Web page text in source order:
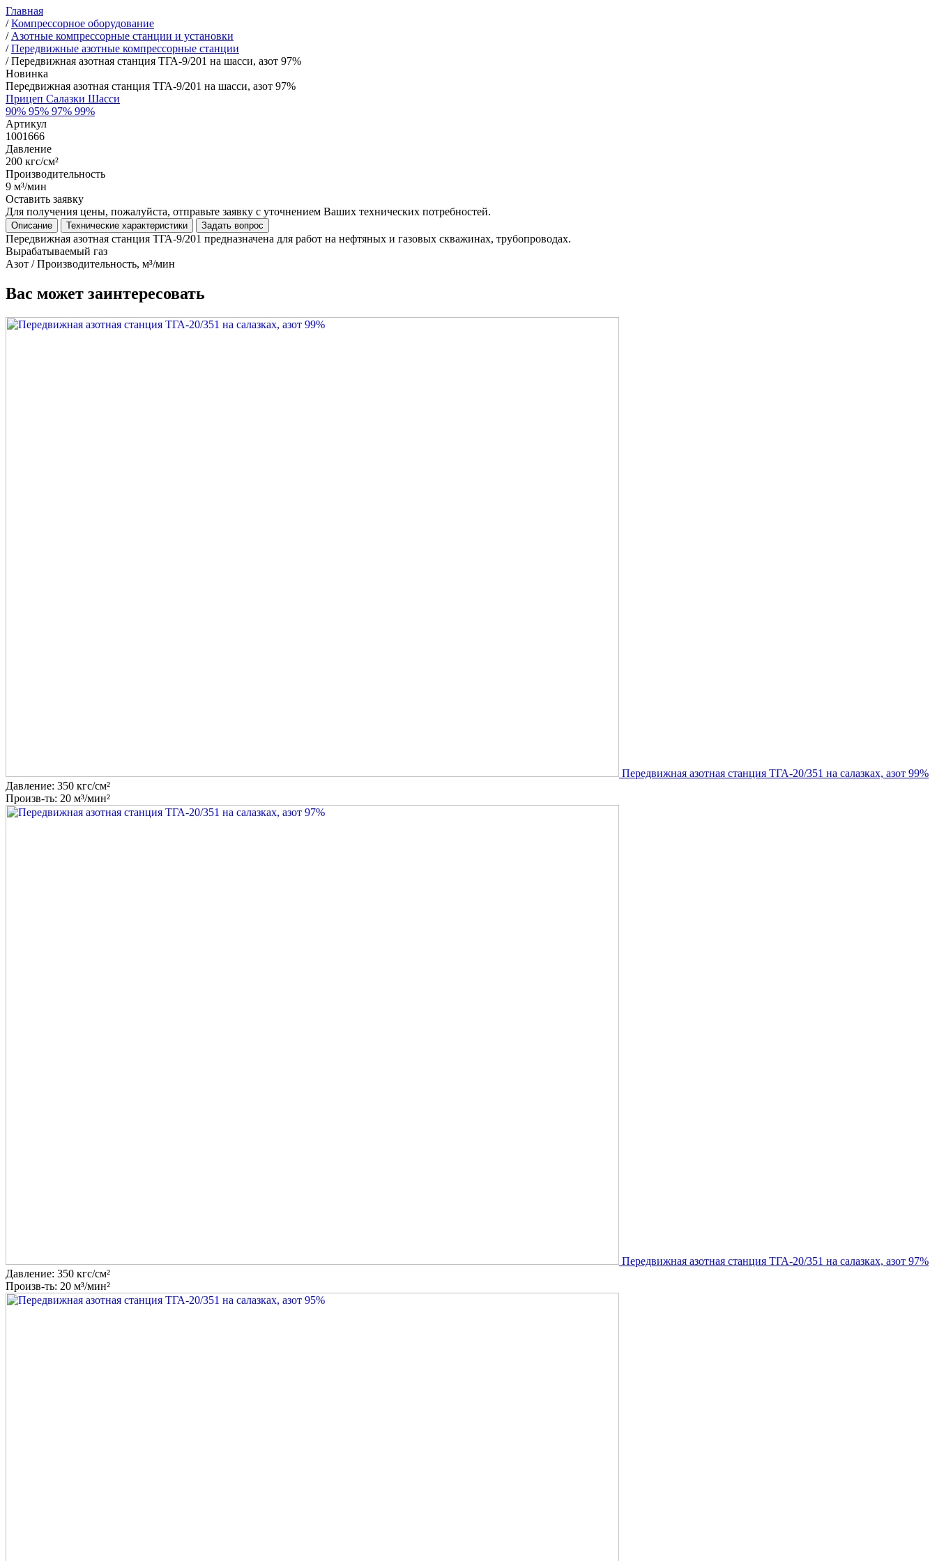
Главная
/Компрессорное оборудование
/ Азотные компрессорные станции и установки
/Передвижные азотные компрессорные станции
/Передвижная азотная станция ТГА-9/201 на шасси, азот 97%
Новинка
Передвижная азотная станция ТГА-9/201 на шасси, азот 97%
Прицеп Салазки Шасси
90% 95% 97% 99%
Артикул
1001666
Давление
200 кгс/см²
Производительность
9 м³/мин
Оставить заявку
Для получения цены, пожалуйста, отправьте заявку с уточнением Ваших технических потребностей.
Описание Технические характеристики Задать вопрос
Передвижная азотная станция ТГА-9/201 предназначена для работ на нефтяных и газовых скважинах, трубопроводах.
Вырабатываемый газ
Азот / Производительность, м³/мин
Вас может заинтересовать
Передвижная азотная станция ТГА-20/351 на салазках, азот 99%
Давление: 350 кгс/см²
Произв-ть: 20 м³/мин²
Передвижная азотная станция ТГА-20/351 на салазках, азот 97%
Давление: 350 кгс/см²
Произв-ть: 20 м³/мин²